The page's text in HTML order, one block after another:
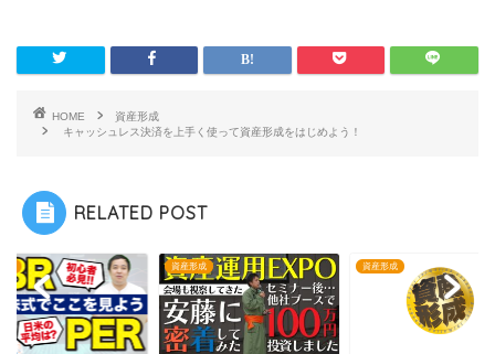
HOME
資産形成
キャッシュレス決済を上手く使って資産形成をはじめよう！
RELATED POST
資産形成 資産形成